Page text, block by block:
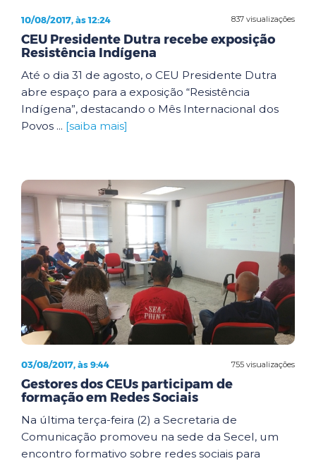
837 visualizações
10/08/2017, às 12:24
CEU Presidente Dutra recebe exposição
Resistência Indígena
Até o dia 31 de agosto, o CEU Presidente Dutra
abre espaço para a exposição “Resistência
Indígena”, destacando o Mês Internacional dos
Povos ... [saiba mais]
755 visualizações
03/08/2017, às 9:44
Gestores dos CEUs participam de
formação em Redes Sociais
Na última terça-feira (2) a Secretaria de
Comunicação promoveu na sede da Secel, um
encontro formativo sobre redes sociais para